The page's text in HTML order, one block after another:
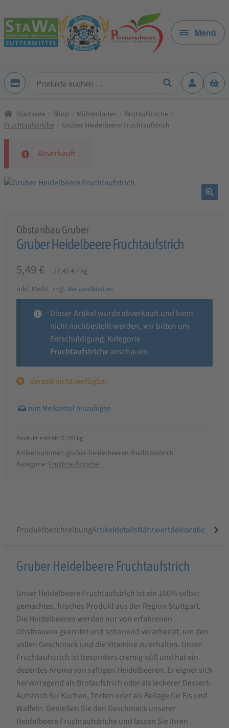
Zur
Navigation
springen
Zum
Inhalt
springen
Menü
Produkte
Startseite Shop Mühlenladen
Brotaufstriche
Fruchtaufstriche
Gruber Heidelbeere Fruchtaufstrich
Abverkauft
Obstanbau Gruber
Gruber Heidelbeere Fruchtaufstrich
5,49 € 27,45 €/kg
inkl. MwSt. zzgl. Versandkosten
Dieser Artikel wurde abverkauft und kann
nicht nachbestellt werden, wir bitten um
Entschuldigung. Kategorie
Fruchtaufstricheanschauen.
derzeit nicht verfügbar
Produkt enthält: 0,200 kg
Artikelnummer: gruber-heidelbeeren-fruchtaustrich
Kategorie: Fruchtaufstriche
ProduktbeschreibungArtikeldetailsNährwertdeklaration
Produktbeschreibung
Gruber
Heidelbeere
Fruchtaufstrich
Gruber Heidelbeere Fruchtaufstrich
Unser Heidelbeere Fruchtaufstrich ist ein 100% selbst
gemachtes, frisches Produkt aus der Region Stuttgart.
Die Heidelbeeren werden nur von erfahrenen
Obstbauern geerntet und schonend verarbeitet, um den
vollen Geschmack und die Vitamine zu erhalten. Unser
Fruchtaufstrich ist besonders cremig-süß und hat ein
dezentes Aroma von saftigen Heidelbeeren. Er eignet sich
hervorragend als Brotaufstrich oder als leckerer Dessert-
Aufstrich für Kuchen, Torten oder als Beilage für Eis und
Waffeln. Genießen Sie den Geschmack unserer
Heidelbeere Fruchtaufstriche und lassen Sie Ihren